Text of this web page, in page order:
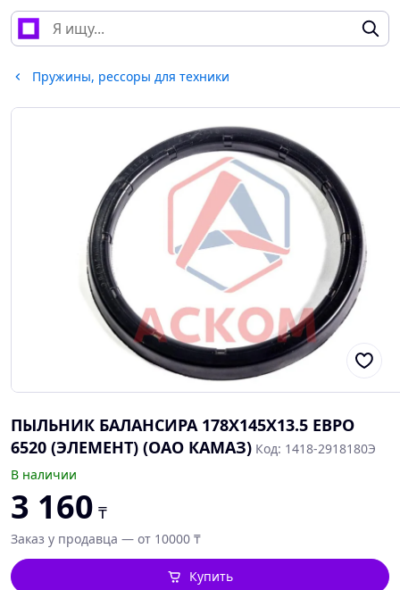
Пружины, рессоры для техники
ПЫЛЬНИК БАЛАНСИРА 178Х145Х13.5 ЕВРО
6520 (ЭЛЕМЕНТ) (ОАО КАМАЗ) Код: 1418-2918180Э
В наличии
3 160 ₸
Заказ у продавца — от 10000 ₸
Купить